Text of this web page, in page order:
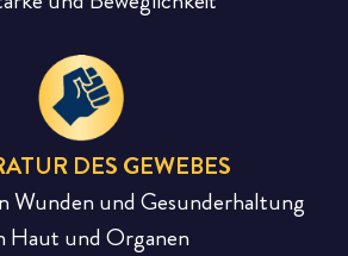
DES GEWEBES
Wunden und Gesunderhaltung
Haut und Organen